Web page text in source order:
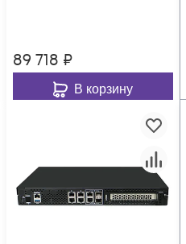
89 718 ₽
В корзину